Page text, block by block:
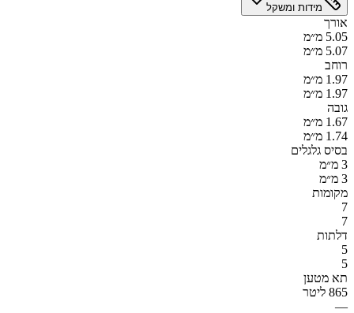
מידות ומשקל
אורך
5.05 מ״מ
5.07 מ״מ
רוחב
1.97 מ״מ
1.97 מ״מ
גובה
1.67 מ״מ
1.74 מ״מ
בסיס גלגלים
3 מ״מ
3 מ״מ
מקומות
7
7
דלתות
5
5
תא מטען
865 ליטר
—